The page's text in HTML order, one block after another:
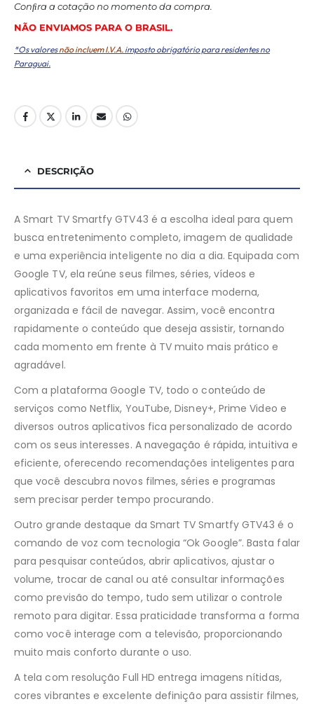
Conﬁra a cotação no momento da compra.
NÃO ENVIAMOS PARA O BRASIL.
*Os valoresnão incluem I.V.A. imposto obrigatório para residentes no
Paraguai.
DESCRIÇÃO
A Smart TV Smartfy GTV43 é a escolha ideal para quem
busca entretenimento completo, imagem de qualidade
e uma experiência inteligente no dia a dia. Equipada com
Google TV, ela reúne seus filmes, séries, vídeos e
aplicativos favoritos em uma interface moderna,
organizada e fácil de navegar. Assim, você encontra
rapidamente o conteúdo que deseja assistir, tornando
cada momento em frente à TV muito mais prático e
agradável.
Com a plataforma Google TV, todo o conteúdo de
serviços como Netflix, YouTube, Disney+, Prime Video e
diversos outros aplicativos fica personalizado de acordo
com os seus interesses. A navegação é rápida, intuitiva e
eficiente, oferecendo recomendações inteligentes para
que você descubra novos filmes, séries e programas
sem precisar perder tempo procurando.
Outro grande destaque da Smart TV Smartfy GTV43 é o
comando de voz com tecnologia “Ok Google”. Basta falar
para pesquisar conteúdos, abrir aplicativos, ajustar o
volume, trocar de canal ou até consultar informações
como previsão do tempo, tudo sem utilizar o controle
remoto para digitar. Essa praticidade transforma a forma
como você interage com a televisão, proporcionando
muito mais conforto durante o uso.
A tela com resolução Full HD entrega imagens nítidas,
cores vibrantes e excelente definição para assistir filmes,